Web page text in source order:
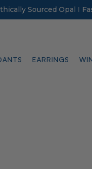
Sourced Opal I
EARRINGS